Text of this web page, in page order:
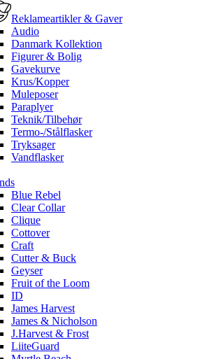
Reklameartikler & Gaver
Audio
Danmark Kollektion
Figurer & Bolig
Gavekurve
Krus/Kopper
Muleposer
Paraplyer
Teknik/Tilbehør
Termo-/Stålflasker
Tryksager
Vandflasker
Blue Rebel
Clear Collar
Clique
Cottover
Craft
Cutter & Buck
Geyser
Fruit of the Loom
ID
James Harvest
James & Nicholson
J.Harvest & Frost
LiiteGuard